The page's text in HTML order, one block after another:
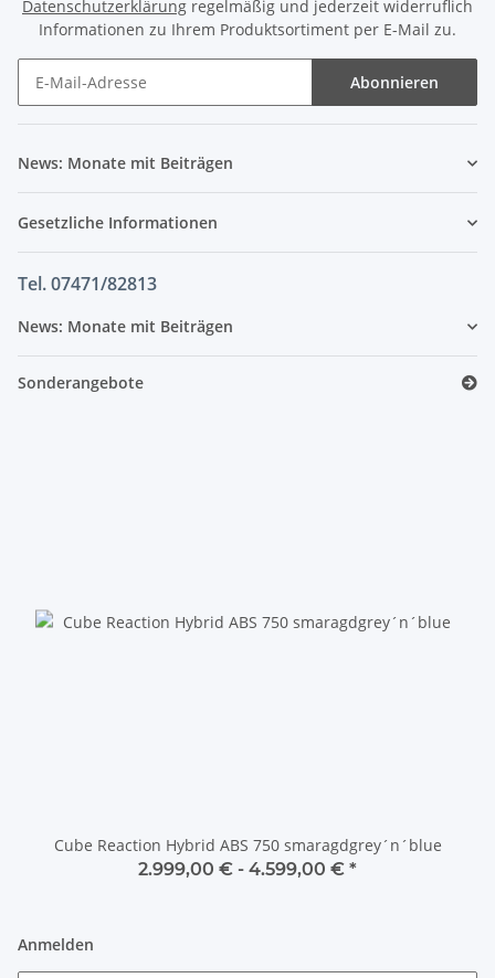
Datenschutzerklärung regelmäßig und jederzeit widerruflich
Informationen zu Ihrem Produktsortiment per E-Mail zu.
Abonnieren
News: Monate mit Beiträgen
Gesetzliche Informationen
Tel. 07471/82813
News: Monate mit Beiträgen
Sonderangebote
Cube Reaction Hybrid ABS 750 smaragdgrey´n´blue
2.999,00 € - 4.599,00 € *
Anmelden